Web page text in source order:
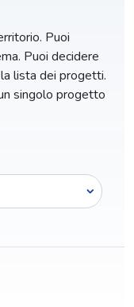
Puoi
Puoi decidere
lista dei progetti.
singolo progetto